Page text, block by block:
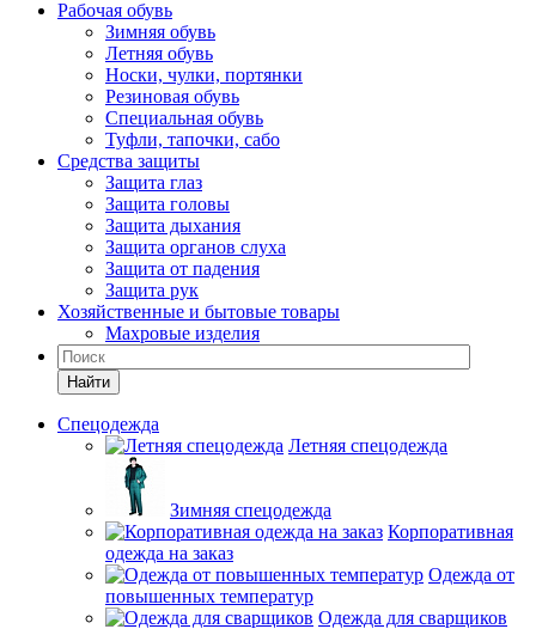
Рабочая обувь
Зимняя обувь
Летняя обувь
Носки, чулки, портянки
Резиновая обувь
Специальная обувь
Туфли, тапочки, сабо
Средства защиты
Защита глаз
Защита головы
Защита дыхания
Защита органов слуха
Защита от падения
Защита рук
Хозяйственные и бытовые товары
Махровые изделия
Найти
Спецодежда
Летняя спецодежда
Зимняя спецодежда
Корпоративная
одежда на заказ
Одежда от
повышенных температур
Одежда для сварщиков